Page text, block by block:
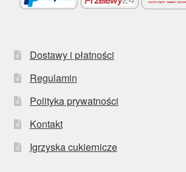
Dostawy i płatności
Regulamin
Polityka prywatności
Kontakt
Igrzyska cukiernicze